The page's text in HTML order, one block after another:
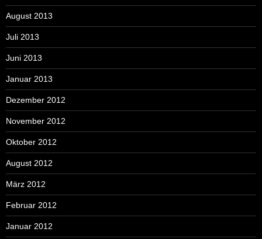
August 2013
Juli 2013
Juni 2013
Januar 2013
Dezember 2012
November 2012
Oktober 2012
August 2012
März 2012
Februar 2012
Januar 2012